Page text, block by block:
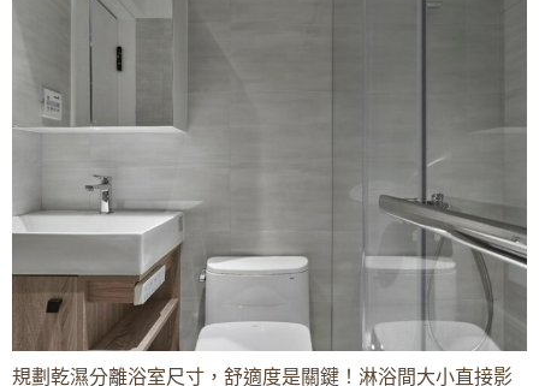
規劃乾濕分離浴室尺寸，舒適度是關鍵！淋浴間大小直接影